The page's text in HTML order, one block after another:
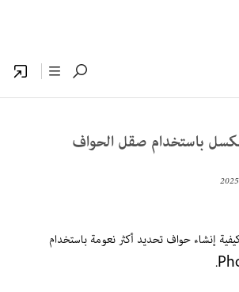
باستخدام صقل الحواف
إنشاء حواف تحديد أكثر نعومة باستخدام